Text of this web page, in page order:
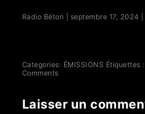
Radio Béton septembre 17, 2024
Categories: ÉMISSIONS Étiquettes :
Comments
Laisser un